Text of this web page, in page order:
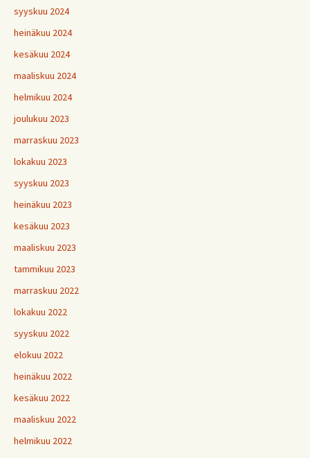
syyskuu 2024
heinäkuu 2024
kesäkuu 2024
maaliskuu 2024
helmikuu 2024
joulukuu 2023
marraskuu 2023
lokakuu 2023
syyskuu 2023
heinäkuu 2023
kesäkuu 2023
maaliskuu 2023
tammikuu 2023
marraskuu 2022
lokakuu 2022
syyskuu 2022
elokuu 2022
heinäkuu 2022
kesäkuu 2022
maaliskuu 2022
helmikuu 2022